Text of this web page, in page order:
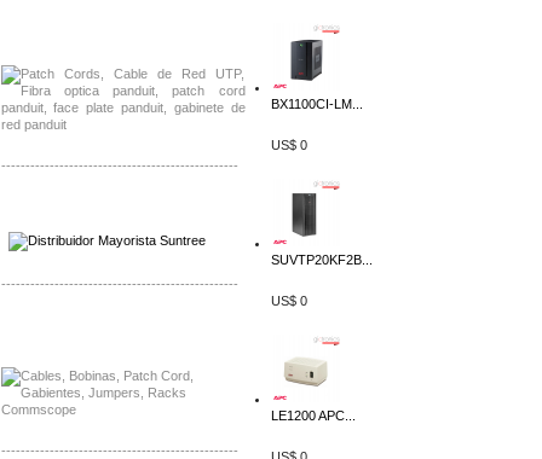
-------------------------------------------------
-------------------------------------------------
-------------------------------------------------
BX1100CI-LM...
US$ 0
SUVTP20KF2B...
US$ 0
LE1200 APC...